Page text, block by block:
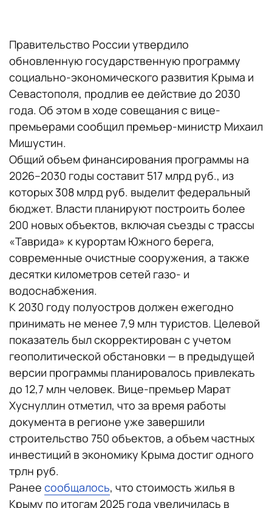
Правительство России утвердило
обновленную государственную программу
социально-экономического развития Крыма и
Севастополя, продлив ее действие до 2030
года. Об этом в ходе совещания с вице-
премьерами сообщил премьер-министр Михаил
Мишустин.
Общий объем финансирования программы на
2026–2030 годы составит 517 млрд руб., из
которых 308 млрд руб. выделит федеральный
бюджет. Власти планируют построить более
200 новых объектов, включая съезды с трассы
«Таврида» к курортам Южного берега,
современные очистные сооружения, а также
десятки километров сетей газо- и
водоснабжения.
К 2030 году полуостров должен ежегодно
принимать не менее 7,9 млн туристов. Целевой
показатель был скорректирован с учетом
геополитической обстановки — в предыдущей
версии программы планировалось привлекать
до 12,7 млн человек. Вице-премьер Марат
Хуснуллин отметил, что за время работы
документа в регионе уже завершили
строительство 750 объектов, а объем частных
инвестиций в экономику Крыма достиг одного
трлн руб.
Ранее сообщалось, что стоимость жилья в
Крыму по итогам 2025 года увеличилась в